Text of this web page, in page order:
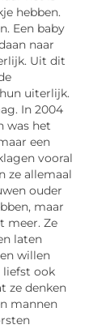
hebben.
Een baby
naar
Uit dit
uiterlijk.
In 2004
was het
een
vooral
ze allemaal
ouder
maar
meer. Ze
laten
willen
liefst ook
ze denken
mannen